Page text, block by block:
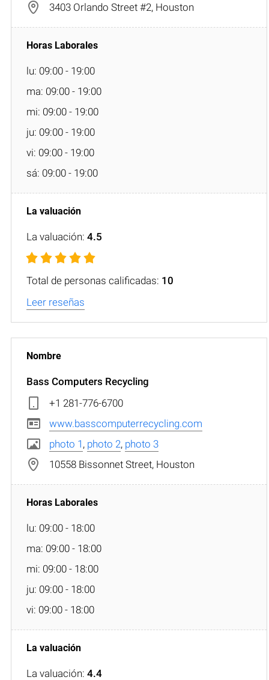
3403 Orlando Street #2, Houston
lu: 09:00 - 19:00
ma: 09:00 - 19:00
mi: 09:00 - 19:00
ju: 09:00 - 19:00
vi: 09:00 - 19:00
sá: 09:00 - 19:00
La valuación: 4.5
Total de personas calificadas: 10
Leer reseñas
Bass Computers Recycling
+1 281-776-6700
www.basscomputerrecycling.com
photo 1 , photo 2, photo 3
10558 Bissonnet Street, Houston
lu: 09:00 - 18:00
ma: 09:00 - 18:00
mi: 09:00 - 18:00
ju: 09:00 - 18:00
vi: 09:00 - 18:00
La valuación: 4.4